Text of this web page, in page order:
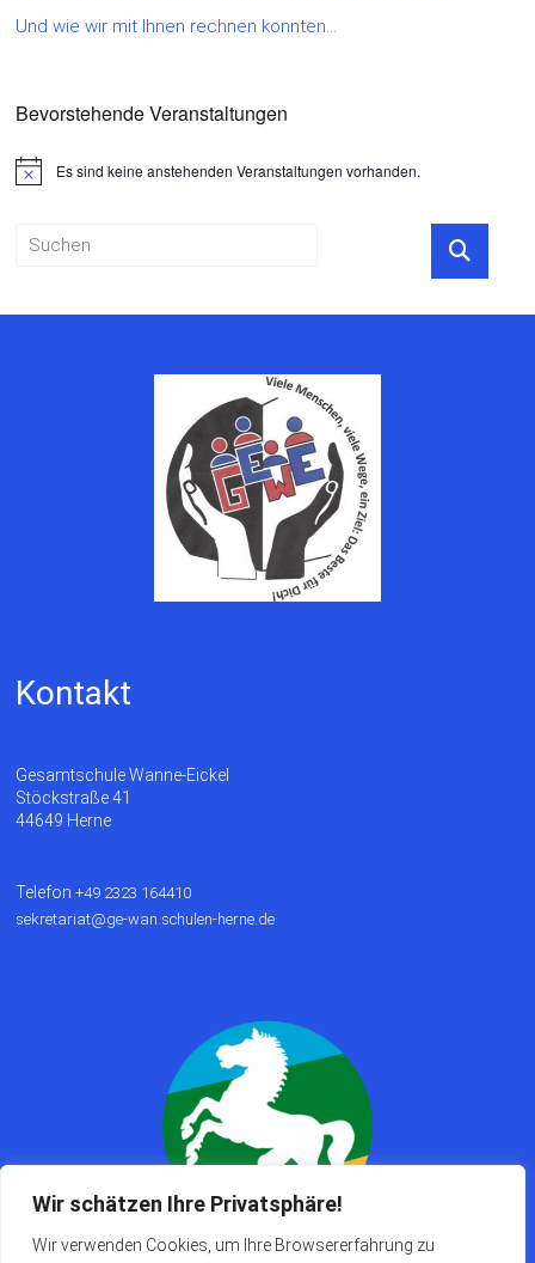
Wir schätzen Ihre Privatsphäre!
Wir verwenden Cookies, um Ihre Browsererfahrung zu
Und wie wir mit Ihnen rechnen konnten…
Bevorstehende Veranstaltungen
HinweisEs sind keine anstehenden Veranstaltungen vorhanden.
Kontakt
Gesamtschule Wanne-Eickel
Stöckstraße 41
44649 Herne
Telefon+49 2323 164410
sekretariat@ge-wan.schulen-herne.de